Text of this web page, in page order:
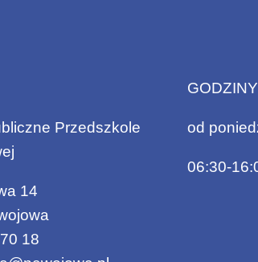
Przedszkole
14
18
od
06:30-